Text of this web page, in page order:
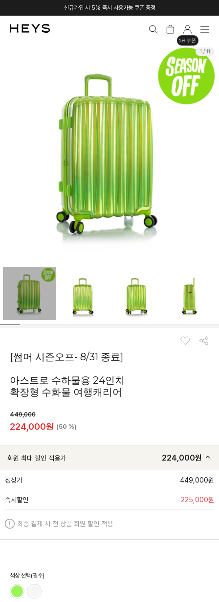
신규가입 시 5% 즉시 사용가능 쿠폰 증정
5% 쿠폰
1 / 11
[썸머 시즌오프- 8/31 종료]
아스트로 수하물용 24인치
확장형 수화물 여행캐리어
449,000
224,000원 (50 %)
회원 최대 할인 적용가 224,000원
정상가 449,000원
즉시할인 -225,000원
최종 결제 시 전 상품 회원 할인 적용
색상 선택(필수)